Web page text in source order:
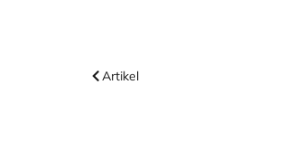
Artikel